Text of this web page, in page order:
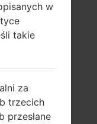
w
takie
za
trzecich
przesłane